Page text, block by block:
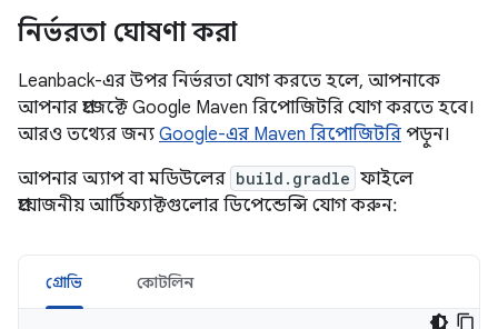
নির্ভরতা ঘোষণা করা
Leanback-এর উপর নির্ভরতা যোগ করতে হলে, আপনাকে
আপনার প্রজেক্টে Google Maven রিপোজিটরি যোগ করতে হবে।
আরও তথ্যের জন্য Google-এর Maven রিপোজিটরি পড়ুন।
আপনার অ্যাপ বা মডিউলের build.gradle ফাইলে
প্রয়োজনীয় আর্টিফ্যাক্টগুলোর ডিপেন্ডেন্সি যোগ করুন:
গ্রোভি কোটলিন